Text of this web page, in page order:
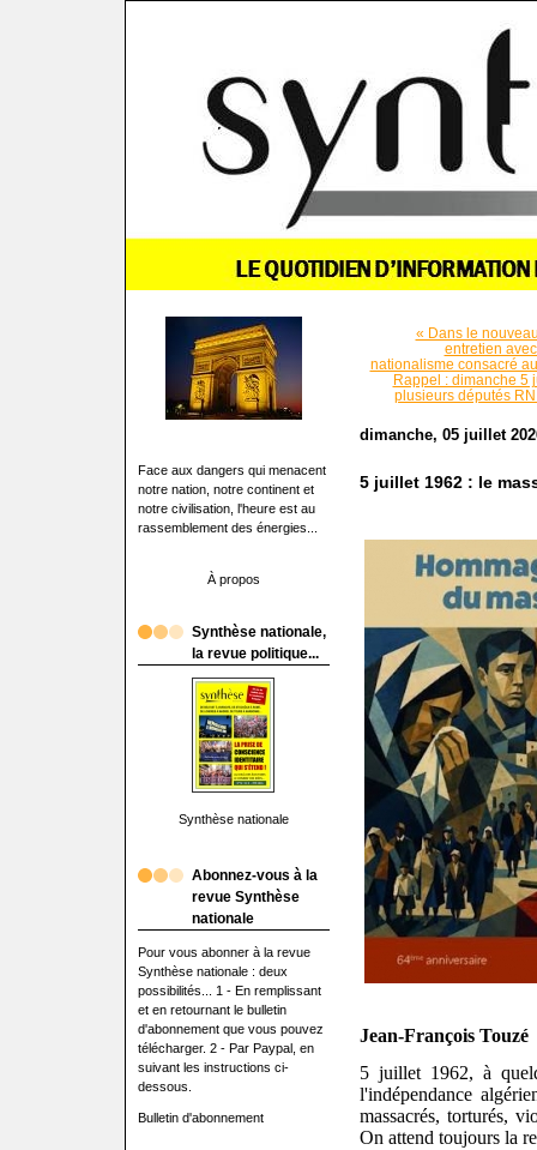
Face aux dangers qui menacent
notre nation, notre continent et
notre civilisation, l'heure est au
rassemblement des énergies...
À propos
Synthèse nationale,
la revue politique...
Synthèse nationale
Abonnez-vous à la
revue Synthèse
nationale
Pour vous abonner à la revue
Synthèse nationale : deux
possibilités... 1 - En remplissant
et en retournant le bulletin
d'abonnement que vous pouvez
télécharger. 2 - Par Paypal, en
suivant les instructions ci-
dessous.
Bulletin d'abonnement
« Dans le
entretien
nationalisme consacré
Rappel : dimanche 5
plusieurs députés
dimanche, 05 juillet
5 juillet 1962 : le
Jean-François Touzé
5 juillet 1962, à
l'indépendance
massacrés, torturés,
On attend toujours la